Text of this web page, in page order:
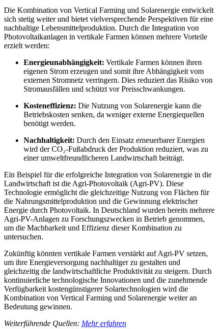
Die Kombination von Vertical Farming und Solarenergie entwickelt
sich stetig weiter und bietet vielversprechende Perspektiven für eine
nachhaltige Lebensmittelproduktion. Durch die Integration von
Photovoltaikanlagen in vertikale Farmen können mehrere Vorteile
erzielt werden:
Energieunabhängigkeit: Vertikale Farmen können ihren
eigenen Strom erzeugen und somit ihre Abhängigkeit vom
externen Stromnetz verringern. Dies reduziert das Risiko von
Stromausfällen und schützt vor Preisschwankungen.
Kosteneffizienz: Die Nutzung von Solarenergie kann die
Betriebskosten senken, da weniger externe Energiequellen
benötigt werden.
Nachhaltigkeit: Durch den Einsatz erneuerbarer Energien
wird der CO₂-Fußabdruck der Produktion reduziert, was zu
einer umweltfreundlicheren Landwirtschaft beiträgt.
Ein Beispiel für die erfolgreiche Integration von Solarenergie in die
Landwirtschaft ist die Agri-Photovoltaik (Agri-PV). Diese
Technologie ermöglicht die gleichzeitige Nutzung von Flächen für
die Nahrungsmittelproduktion und die Gewinnung elektrischer
Energie durch Photovoltaik. In Deutschland wurden bereits mehrere
Agri-PV-Anlagen zu Forschungszwecken in Betrieb genommen,
um die Machbarkeit und Effizienz dieser Kombination zu
untersuchen.
Zukünftig könnten vertikale Farmen verstärkt auf Agri-PV setzen,
um ihre Energieversorgung nachhaltiger zu gestalten und
gleichzeitig die landwirtschaftliche Produktivität zu steigern. Durch
kontinuierliche technologische Innovationen und die zunehmende
Verfügbarkeit kostengünstigerer Solartechnologien wird die
Kombination von Vertical Farming und Solarenergie weiter an
Bedeutung gewinnen.
Weiterführende Quellen: Mehr erfahren